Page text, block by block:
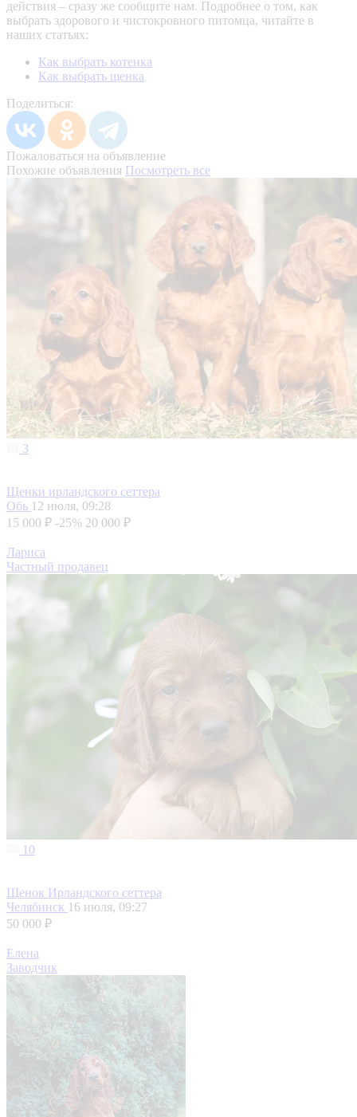
действия – сразу же сообщите нам. Подробнее о том, как
выбрать здорового и чистокровного питомца, читайте в
наших статьях:
Как выбрать котенка
Как выбрать щенка
Поделиться:
Пожаловаться на объявление
Похожие объявления Посмотреть все
3
Щенки ирландского сеттера
Обь 12 июля, 09:28
15 000 ₽ -25% 20 000 ₽
Лариса
Частный продавец
10
Щенок Ирландского сеттера
Челябинск 16 июля, 09:27
50 000 ₽
Елена
Заводчик